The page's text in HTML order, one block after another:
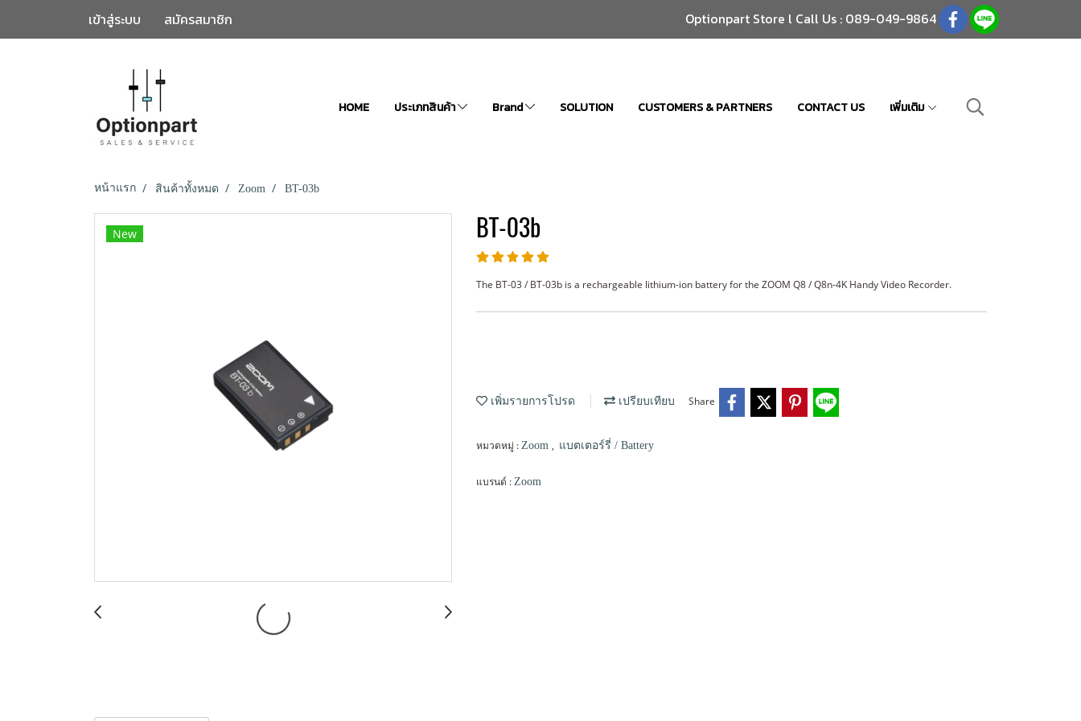
เข้าสู่ระบบ สมัครสมาชิก Optionpart Store l Call Us : 089-049-9864
HOME ประเภทสินค้า Brand SOLUTION CUSTOMERS & PARTNERS CONTACT US เพิ่มเติม
หน้าแรก สินค้าทั้งหมด Zoom BT-03b
New BT-03b
The BT-03 / BT-03b is a rechargeable lithium-ion battery for the ZOOM Q8 / Q8n-4K Handy Video Recorder.
เพิ่มรายการโปรด เปรียบเทียบ Share
หมวดหมู่ : Zoom , แบตเตอร์รี่ / Battery
แบรนด์ : Zoom